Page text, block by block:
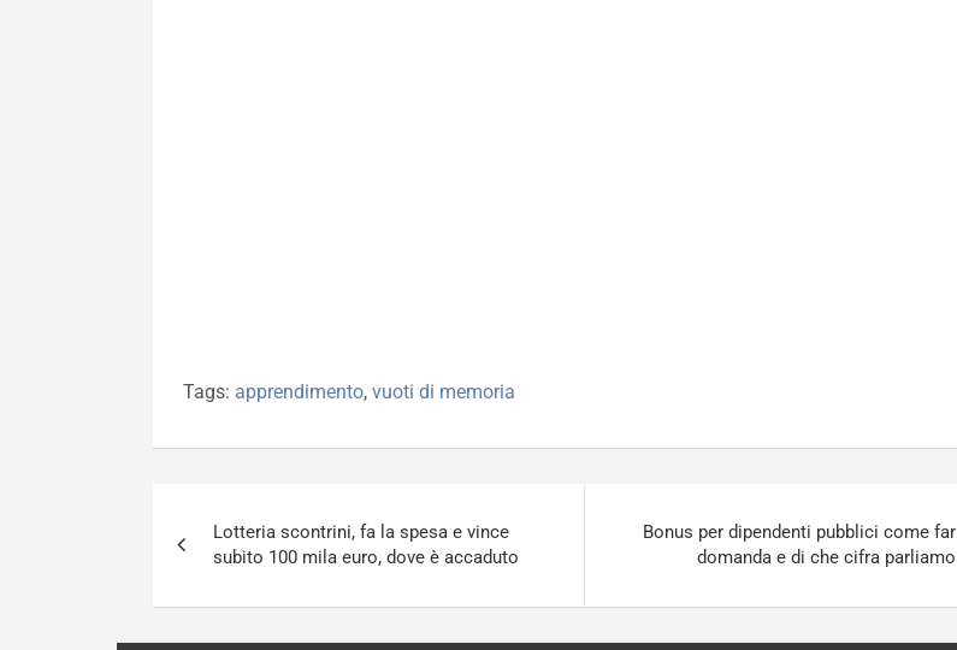
Tags: apprendimento, vuoti di memoria
articoli
Lotteria scontrini, fa la spesa e vince
subito 100 mila euro, dove è accaduto
Bonus per dipendenti pubblici come far
domanda e di che cifra parliamo